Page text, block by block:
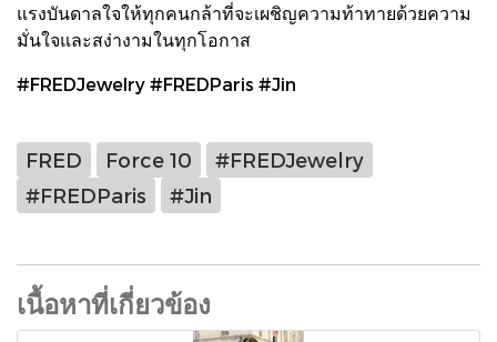
แรงบันดาลใจให้ทุกคนกล้าที่จะเผชิญความท้าทายด้วยความ
มั่นใจและสง่างามในทุกโอกาส
#FREDJewelry #FREDParis #Jin
FRED Force 10
#FREDJewelry
#FREDParis
#Jin
เนื้อหาที่เกี่ยวข้อง